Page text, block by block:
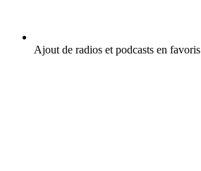
Ajout de radios et podcasts en favoris